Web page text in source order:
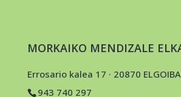
MORKAIKO MENDIZALE
Errosario kalea 17 · 20870
943 740 297